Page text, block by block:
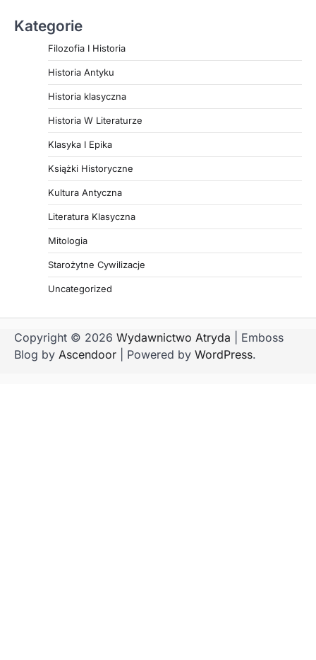
Kategorie
Filozofia I Historia
Historia Antyku
Historia klasyczna
Historia W Literaturze
Klasyka I Epika
Książki Historyczne
Kultura Antyczna
Literatura Klasyczna
Mitologia
Starożytne Cywilizacje
Uncategorized
Copyright © 2026 Wydawnictwo Atryda | Emboss
Blog by Ascendoor | Powered by WordPress.